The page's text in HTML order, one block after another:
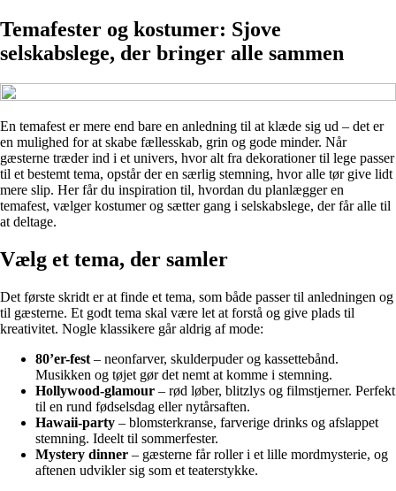
Temafester og kostumer: Sjove
selskabslege, der bringer alle sammen
En temafest er mere end bare en anledning til at klæde sig ud – det er
en mulighed for at skabe fællesskab, grin og gode minder. Når
gæsterne træder ind i et univers, hvor alt fra dekorationer til lege passer
til et bestemt tema, opstår der en særlig stemning, hvor alle tør give lidt
mere slip. Her får du inspiration til, hvordan du planlægger en
temafest, vælger kostumer og sætter gang i selskabslege, der får alle til
at deltage.
Vælg et tema, der samler
Det første skridt er at finde et tema, som både passer til anledningen og
til gæsterne. Et godt tema skal være let at forstå og give plads til
kreativitet. Nogle klassikere går aldrig af mode:
80’er-fest – neonfarver, skulderpuder og kassettebånd.
Musikken og tøjet gør det nemt at komme i stemning.
Hollywood-glamour – rød løber, blitzlys og filmstjerner. Perfekt
til en rund fødselsdag eller nytårsaften.
Hawaii-party – blomsterkranse, farverige drinks og afslappet
stemning. Ideelt til sommerfester.
Mystery dinner – gæsterne får roller i et lille mordmysterie, og
aftenen udvikler sig som et teaterstykke.